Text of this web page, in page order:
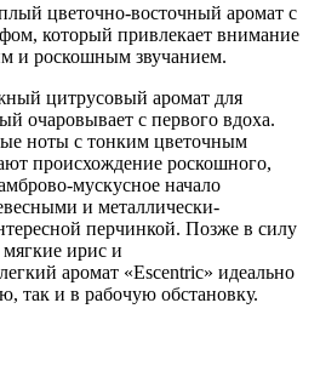
цветочно-восточный аромат с
который привлекает внимание
и роскошным звучанием.
цитрусовый аромат для
очаровывает с первого вдоха.
ноты с тонким цветочным
происхождение роскошного,
мускусное начало
и металлически-
перчинкой. Позже в силу
ирис и
аромат «Escentric» идеально
так и в рабочую обстановку.